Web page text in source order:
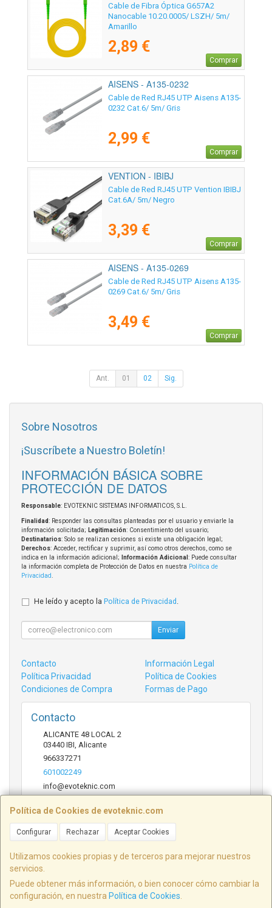
Cable de Fibra Óptica G657A2
Nanocable 10.20.0005/ LSZH/ 5m/
Amarillo
2,89 €
Comprar
AISENS - A135-0232
Cable de Red RJ45 UTP Aisens A135-
0232 Cat.6/ 5m/ Gris
2,99 €
Comprar
VENTION - IBIBJ
Cable de Red RJ45 UTP Vention IBIBJ
Cat.6A/ 5m/ Negro
3,39 €
Comprar
AISENS - A135-0269
Cable de Red RJ45 UTP Aisens A135-
0269 Cat.6/ 5m/ Gris
3,49 €
Comprar
Ant. 01 02 Sig.
Política de Cookies de evoteknic.com
Configurar Rechazar Aceptar Cookies
Utilizamos cookies propias y de terceros para mejorar nuestros
servicios.
Puede obtener más información, o bien conocer cómo cambiar la
configuración, en nuestra Política de Cookies
Sobre Nosotros
¡Suscríbete a Nuestro Boletín!
INFORMACIÓN BÁSICA SOBRE
PROTECCIÓN DE DATOS
Responsable: EVOTEKNIC SISTEMAS INFORMATICOS, S.L.
Finalidad: Responder las consultas planteadas por el usuario y enviarle la
información solicitada; Legitimación: Consentimiento del usuario;
Destinatarios: Solo se realizan cesiones si existe una obligación legal;
Derechos: Acceder, rectificar y suprimir, así como otros derechos, como se
indica en la información adicional;
Información Adicional : Puede consultar
la información completa de Protección de Datos en nuestra Política de
Privacidad
He leído y acepto la Política de Privacidad
Enviar
Contacto
Información Legal
Política Privacidad
Política de Cookies
Condiciones de Compra
Formas de Pago
Contacto
ALICANTE 48 LOCAL 2
03440 IBI Alicante
966337271
601002249
info@evoteknic.com
Horario
ALICANTE 48 LOCAL 2, 03440, Alicante, España. - C.I.F.: B54578497 - Tfno:
601002249